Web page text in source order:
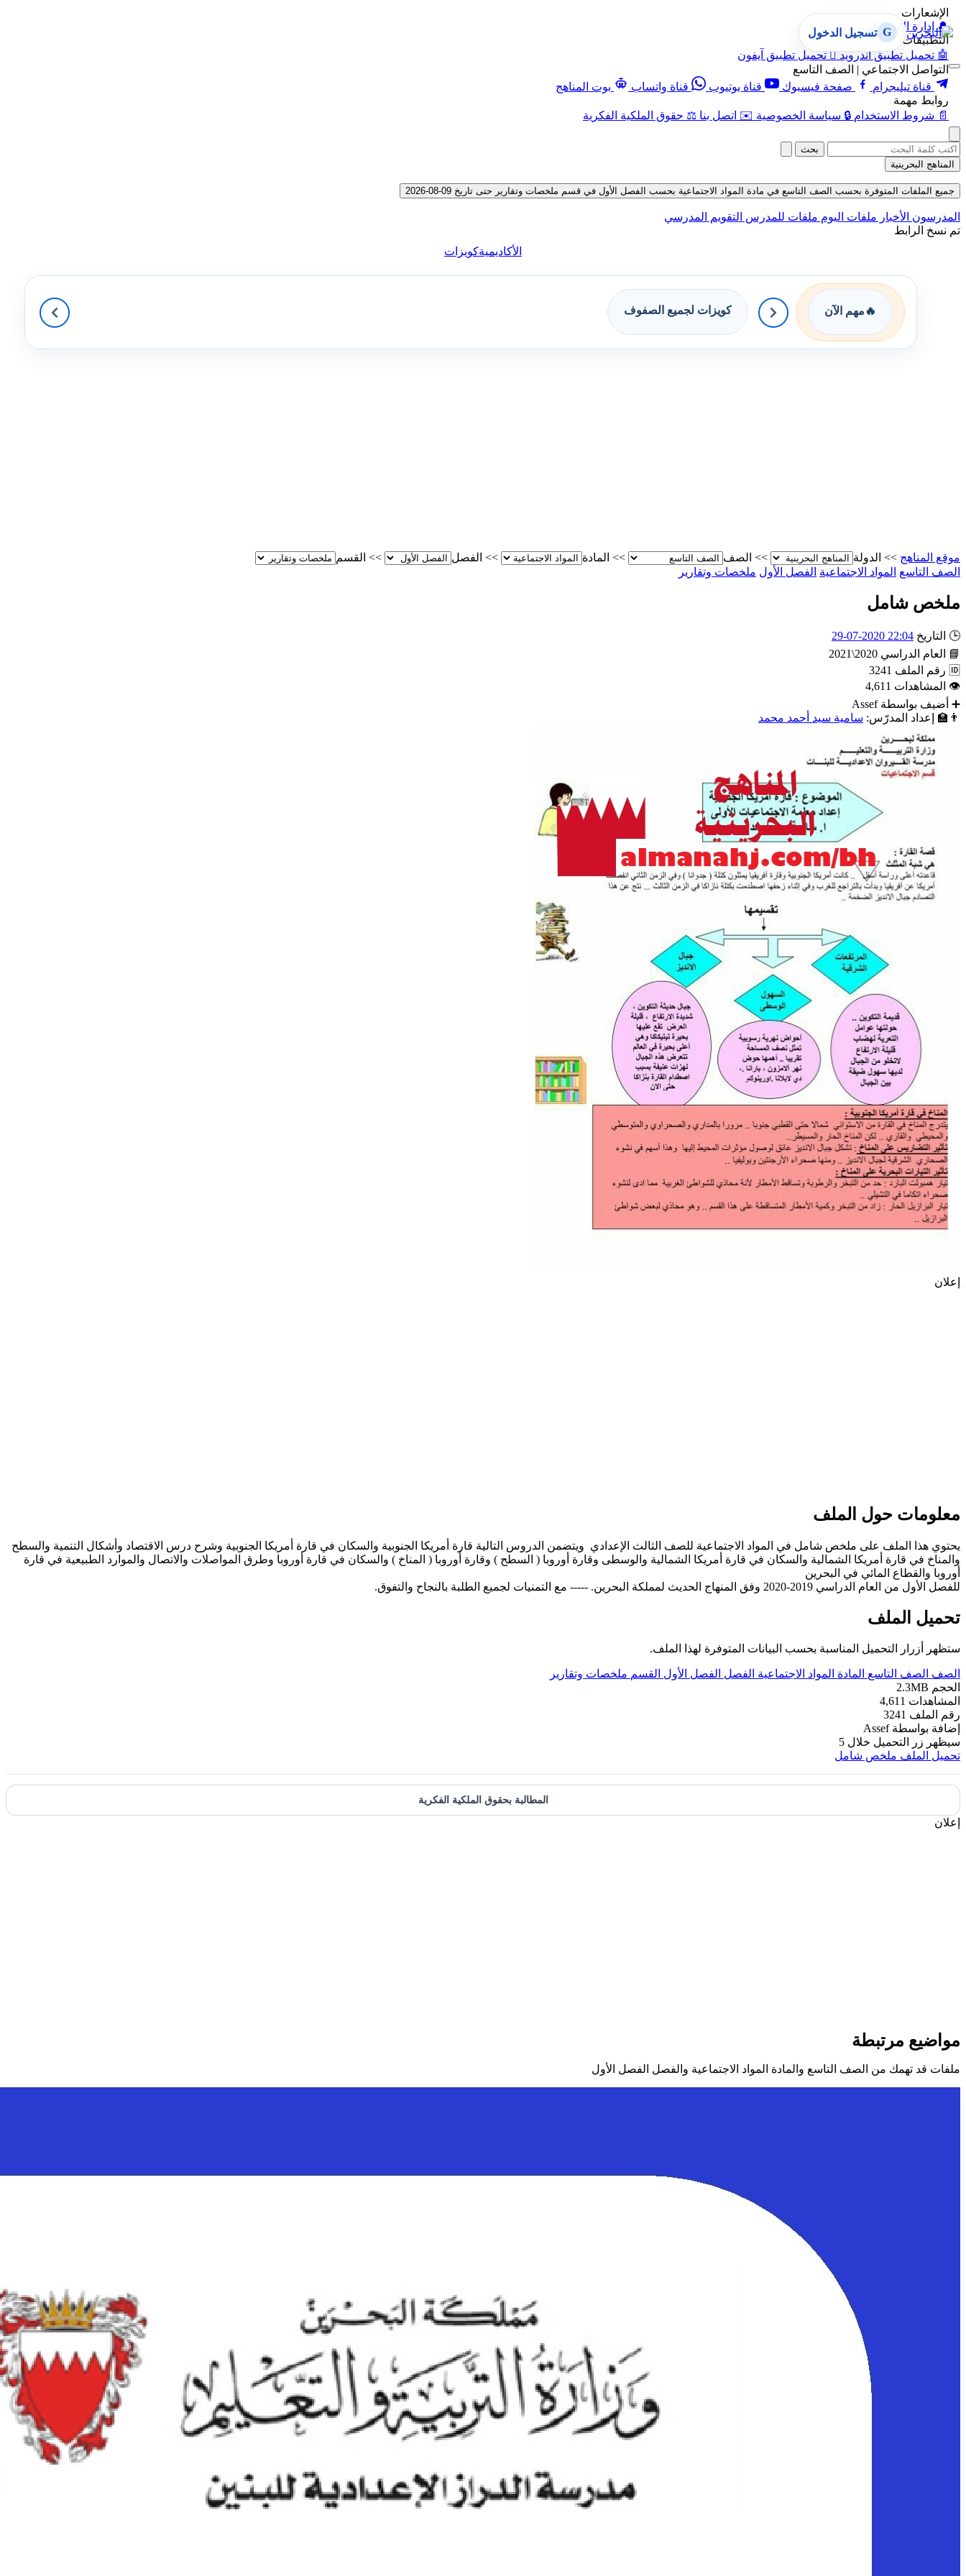
الإشعارات
🔔 إدارة الإشعارات
التطبيقات
🤖 تحميل تطبيق أندرويد  تحميل تطبيق آيفون
التواصل الاجتماعي | الصف التاسع
قناة تيليجرام
صفحة فيسبوك قناة يوتيوب قناة واتساب
بوت المناهج
روابط مهمة
📄 شروط الاستخدام 🔒 سياسة الخصوصية ✉️ اتصل بنا ⚖️ حقوق الملكية الفكرية
G تسجيل الدخول
بحث
المناهج البحرينية
جميع الملفات المتوفرة بحسب الصف التاسع في مادة المواد الاجتماعية بحسب الفصل الأول في قسم ملخصات وتقارير حتى تاريخ 09-08-2026
المدرسون الأخبار ملفات اليوم ملفات للمدرس التقويم المدرسي
تم نسخ الرابط
الأكاديميةكويزات
🔥 مهم الآن كويزات لجميع الصفوف
موقع المناهج >> الدولة >> الصف >> المادة >> الفصل >> القسم
الصف التاسع المواد الاجتماعية الفصل الأول ملخصات وتقارير
ملخص شامل
🕒 التاريخ 22:04 2020-07-29
📘
العام الدراسي 2020\2021
🆔 رقم الملف 3241
👁 المشاهدات 4,611
➕ أضيف بواسطة Assef
👨‍🏫
إعداد المدرّس: سامية سيد أحمد محمد
إعلان
معلومات حول الملف
يحتوي هذا الملف على ملخص شامل في المواد الاجتماعية للصف الثالث الإعدادي ويتضمن الدروس التالية قارة أمريكا الجنوبية والسكان في قارة أمريكا الجنوبية وشرح درس الاقتصاد وأشكال التنمية والسطح
والمناخ في قارة أمريكا الشمالية والسكان في قارة أمريكا الشمالية والوسطى وقارة أوروبا ( السطح ) وقارة أوروبا ( المناخ ) والسكان في قارة أوروبا وطرق المواصلات والاتصال والموارد الطبيعية في قارة
أوروبا والقطاع المائي في البحرين
للفصل الأول من العام الدراسي 2019-2020 وفق المنهاج الحديث لمملكة البحرين. ----- مع التمنيات لجميع الطلبة بالنجاح والتفوق.
تحميل الملف
ستظهر أزرار التحميل المناسبة بحسب البيانات المتوفرة لهذا الملف.
الصف الصف التاسع المادة المواد الاجتماعية الفصل الفصل الأول القسم ملخصات وتقارير
الحجم 2.3MB
المشاهدات 4,611
رقم الملف 3241
إضافة بواسطة Assef
سيظهر زر التحميل خلال 5
تحميل الملف ملخص شامل
المطالبة بحقوق الملكية الفكرية
إعلان
مواضيع مرتبطة
ملفات قد تهمك من الصف التاسع والمادة المواد الاجتماعية والفصل الفصل الأول